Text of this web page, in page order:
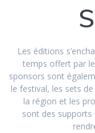
Les éditions
temps offert par
sponsors sont
le festival, les sets
la région et les
sont des